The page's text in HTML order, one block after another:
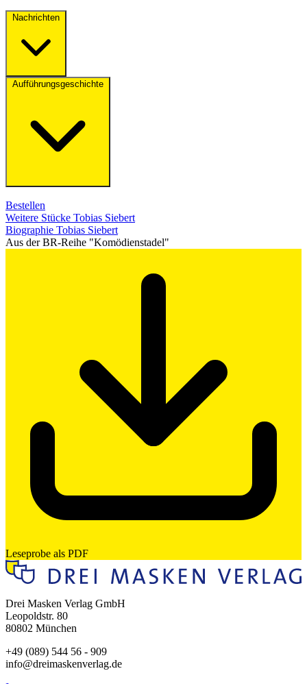
Nachrichten
Aufführungsgeschichte
Bestellen
Weitere Stücke Tobias Siebert
Biographie Tobias Siebert
Aus der BR-Reihe "Komödienstadel"
Leseprobe als PDF
Drei Masken Verlag GmbH
Leopoldstr. 80
80802 München
+49 (089) 544 56 - 909
info@dreimaskenverlag.de